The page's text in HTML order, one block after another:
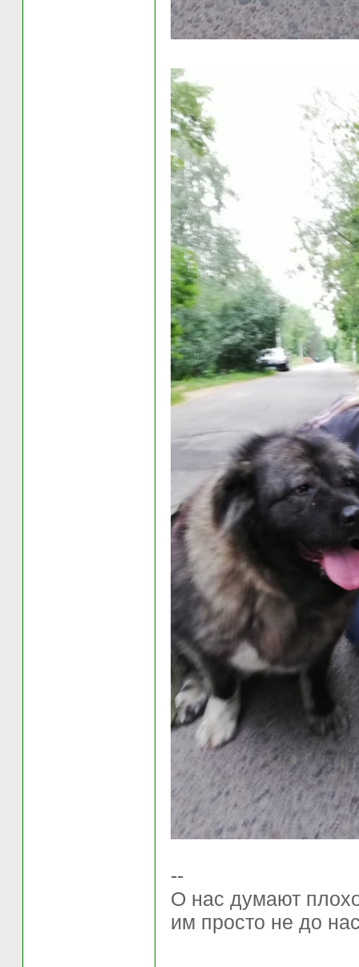
--
О нас думают
им просто не до